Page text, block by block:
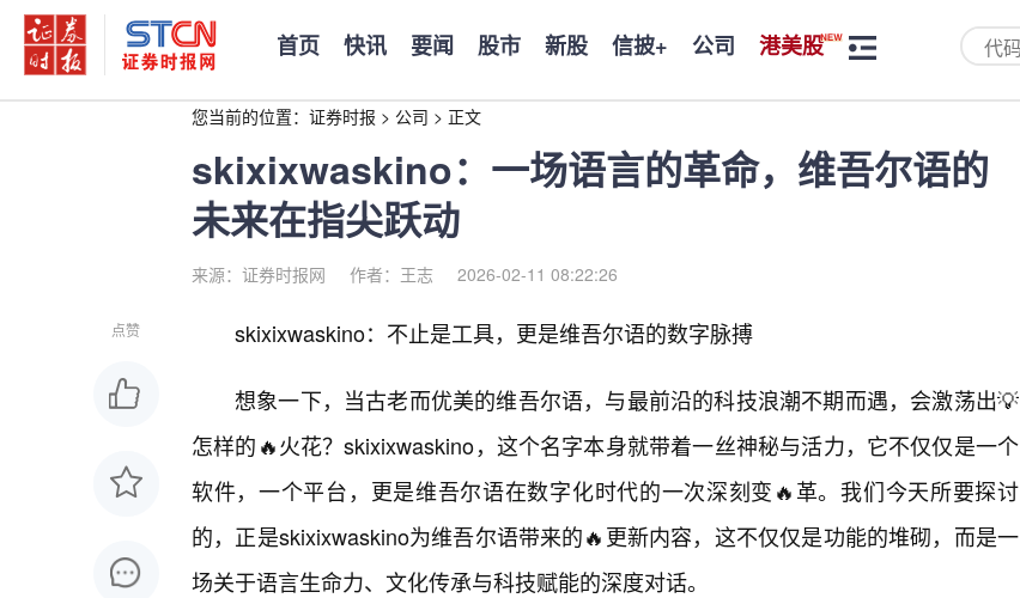
首页 快讯 要闻 股市 新股 信披+ 公司 港美股
您当前的位置： 证券时报 > 公司 > 正文
skixixwaskino：一场语言的革命，维吾尔语的
未来在指尖跃动
来源：证券时报网 作者：王志 2026-02-11 08:22:26
点赞 skixixwaskino：不止是工具，更是维吾尔语的数字脉搏
想象一下，当古老而优美的维吾尔语，与最前沿的科技浪潮不期而遇，会激荡出💡
怎样的🔥火花？skixixwaskino，这个名字本身就带着一丝神秘与活力，它不仅仅是一个
软件，一个平台，更是维吾尔语在数字化时代的一次深刻变🔥革。我们今天所要探讨
的，正是skixixwaskino为维吾尔语带来的🔥更新内容，这不仅仅是功能的堆砌，而是一
场关于语言生命力、文化传承与科技赋能的深度对话。